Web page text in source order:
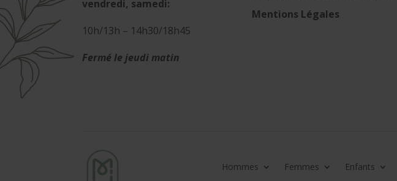
vendredi, samedi:
10h/13h – 14h30/18h45
Fermé le jeudi matin
Mentions Légales
Hommes Femmes Enfants